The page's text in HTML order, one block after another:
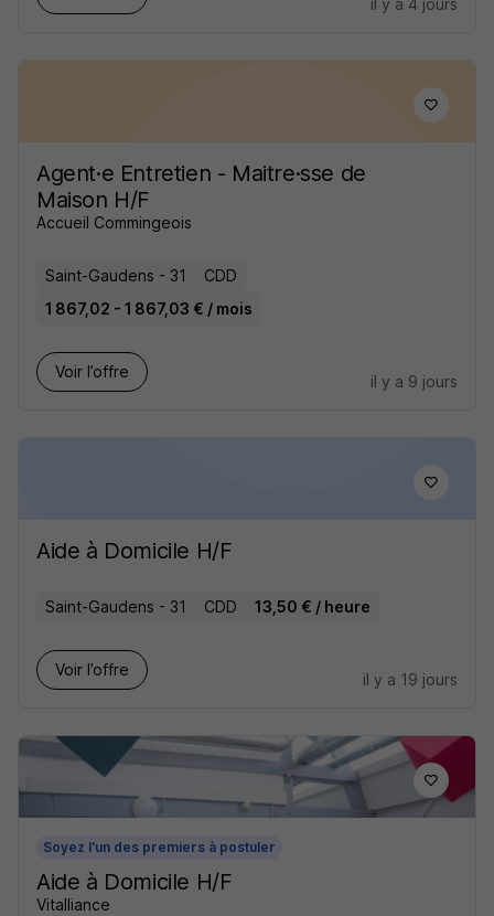
il y a 4 jours
Agent·e Entretien - Maitre·sse de
Maison H/F
Accueil Commingeois
Saint-Gaudens - 31
CDD
1 867,02 - 1 867,03 € / mois
Voir l’offre
il y a 9 jours
Aide à Domicile H/F
Saint-Gaudens - 31 CDD 13,50 € / heure
Voir l’offre
il y a 19 jours
Soyez l'un des premiers à postuler
Aide à Domicile H/F
Vitalliance